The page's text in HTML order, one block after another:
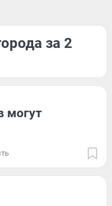
за 2
могут